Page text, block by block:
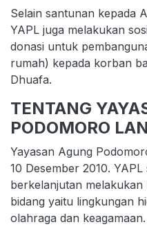
Selain santunan kepada
YAPL juga melakukan
donasi untuk
rumah) kepada korban
Dhuafa.
TENTANG
PODOMORO
Yayasan Agung
10 Desember 2010.
berkelanjutan melakukan
bidang yaitu lingkungan
olahraga dan keagamaan.